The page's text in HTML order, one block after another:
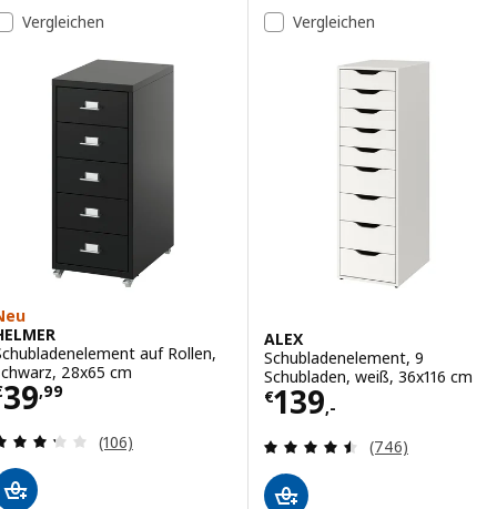
Option: ALEX,
Option: ALEX,
Option: ALEX,
Option: ALEX,
Vergleichen
auf Rollen,
28x65 cm
39,99€ 39,99
Überprüfung: 3.3 aus 5 sterne. Bewertungen
(106)
Vergleichen
ALEX
Schubladenelement, 9
Schubladen, weiß, 36x116 cm
€139,-
Preis € 139,-
Überprüfung:
(746)